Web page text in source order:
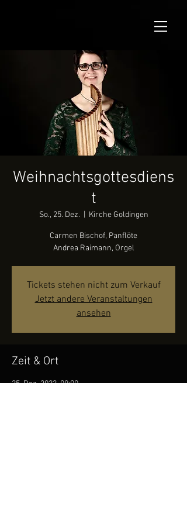
Weihnachtsgottesdiens
t
So., 25. Dez. Kirche Goldingen
Carmen Bischof, Panflöte
Andrea Raimann, Orgel
Tickets stehen nicht zum Verkauf
Jetzt andere Veranstaltungen
ansehen
Zeit & Ort
25. Dez. 2022, 09:00